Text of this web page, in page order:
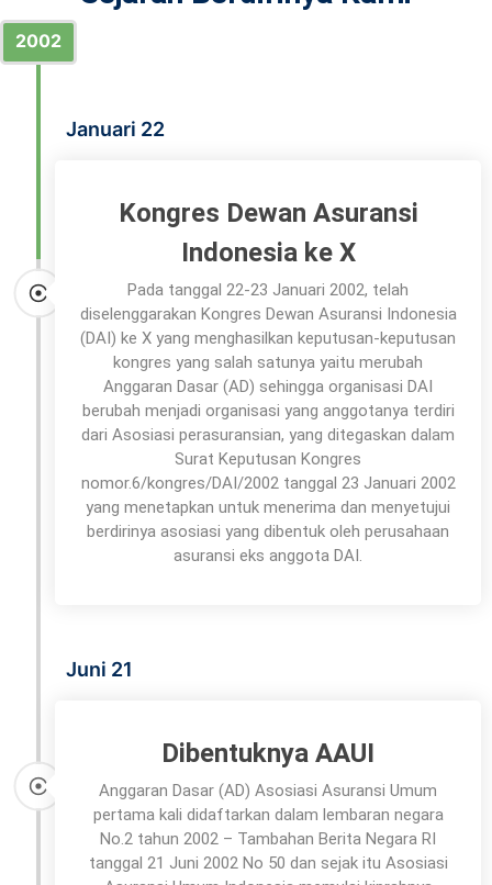
2002
Januari 22
Kongres Dewan Asuransi
Indonesia ke X
Pada tanggal 22-23 Januari 2002, telah
diselenggarakan Kongres Dewan Asuransi Indonesia
(DAI) ke X yang menghasilkan keputusan-keputusan
kongres yang salah satunya yaitu merubah
Anggaran Dasar (AD) sehingga organisasi DAI
berubah menjadi organisasi yang anggotanya terdiri
dari Asosiasi perasuransian, yang ditegaskan dalam
Surat Keputusan Kongres
nomor.6/kongres/DAI/2002 tanggal 23 Januari 2002
yang menetapkan untuk menerima dan menyetujui
berdirinya asosiasi yang dibentuk oleh perusahaan
asuransi eks anggota DAI.
Juni 21
Dibentuknya AAUI
Anggaran Dasar (AD) Asosiasi Asuransi Umum
pertama kali didaftarkan dalam lembaran negara
No.2 tahun 2002 – Tambahan Berita Negara RI
tanggal 21 Juni 2002 No 50 dan sejak itu Asosiasi